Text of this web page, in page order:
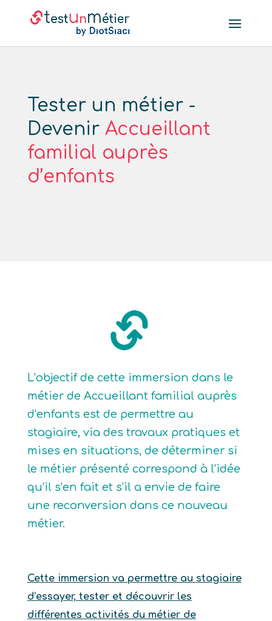
Tester un métier -
Devenir Accueillant
familial auprès
d’enfants
L’objectif de cette immersion dans le
métier de Accueillant familial auprès
d’enfants est de permettre au
stagiaire, via des travaux pratiques et
mises en situations, de déterminer si
le métier présenté correspond à l’idée
qu’il s’en fait et s’il a envie de faire
une reconversion dans ce nouveau
métier.
Cette immersion va permettre au stagiaire
d’essayer, tester et découvrir les
différentes activités du métier de